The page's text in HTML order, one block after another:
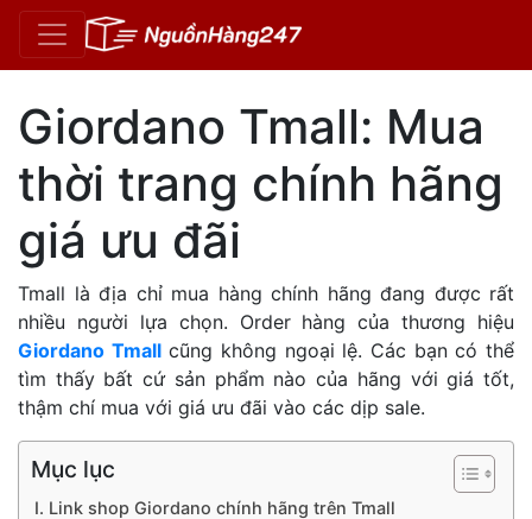
Giordano Tmall: Mua
thời trang chính hãng
giá ưu đãi
Tmall là địa chỉ mua hàng chính hãng đang được rất
nhiều người lựa chọn. Order hàng của thương hiệu
Giordano Tmallcũng không ngoại lệ. Các bạn có thể
tìm thấy bất cứ sản phẩm nào của hãng với giá tốt,
thậm chí mua với giá ưu đãi vào các dịp sale.
Mục lục
I. Link shop Giordano chính hãng trên Tmall